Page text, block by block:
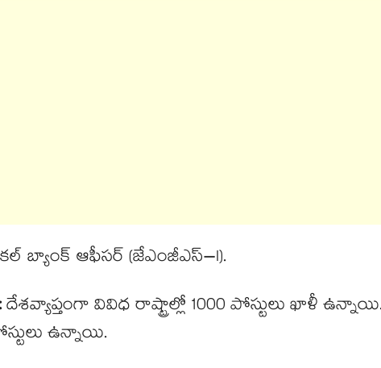
బ్యాంక్ ఆఫీసర్ (జేఎంజీఎస్–I).
దేశవ్యాప్తంగా వివిధ రాష్ట్రాల్లో 1000 పోస్టులు ఖాళీ
ఉన్నాయి.